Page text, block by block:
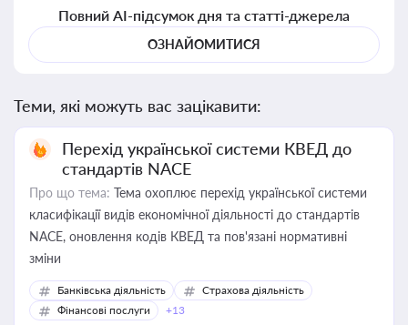
Повний AI-підсумок дня та статті-джерела
ОЗНАЙОМИТИСЯ
Теми, які можуть вас зацікавити:
Перехід української системи КВЕД до
стандартів NACE
Про що тема: Тема охоплює перехід української системи
класифікації видів економічної діяльності до стандартів
NACE, оновлення кодів КВЕД та пов'язані нормативні
зміни
Банківська діяльність
Страхова діяльність
Фінансові послуги
+13